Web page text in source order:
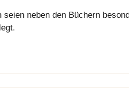
neben den Büchern